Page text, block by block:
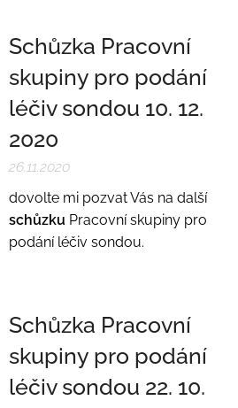
Schůzka Pracovní
skupiny pro podání
léčiv sondou 10. 12.
2020
26.11.2020
dovolte mi pozvat Vás na další
schůzku Pracovní skupiny pro
podání léčiv sondou.
Schůzka Pracovní
skupiny pro podání
léčiv sondou 22. 10.